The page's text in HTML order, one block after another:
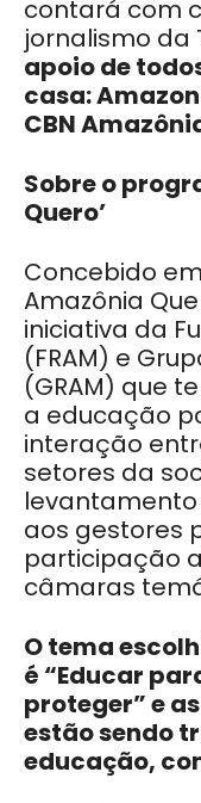
contará com
jornalismo da
apoio de
casa:
CBN
Sobre o
Quero’
Concebido em
Amazônia
iniciativa da
(FRAM) e
(GRAM) que
a educação
interação
setores da
aos gestores
participação
câmaras
O tema
é “Educar
proteger” e
estão sendo
educação,